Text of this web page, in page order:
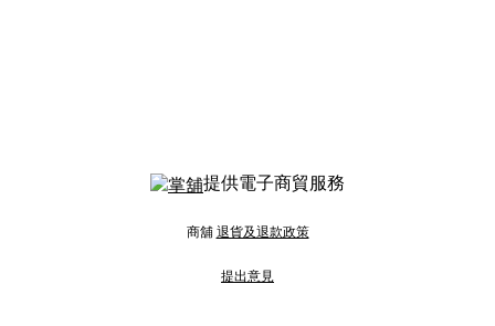
提供電子商貿服務
商舖 退貨及退款政策
提出意見